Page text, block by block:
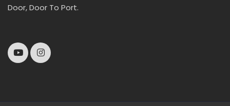
Door, Door To Port.